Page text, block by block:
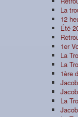
La
12
Été
1er
La
La
1ère
La